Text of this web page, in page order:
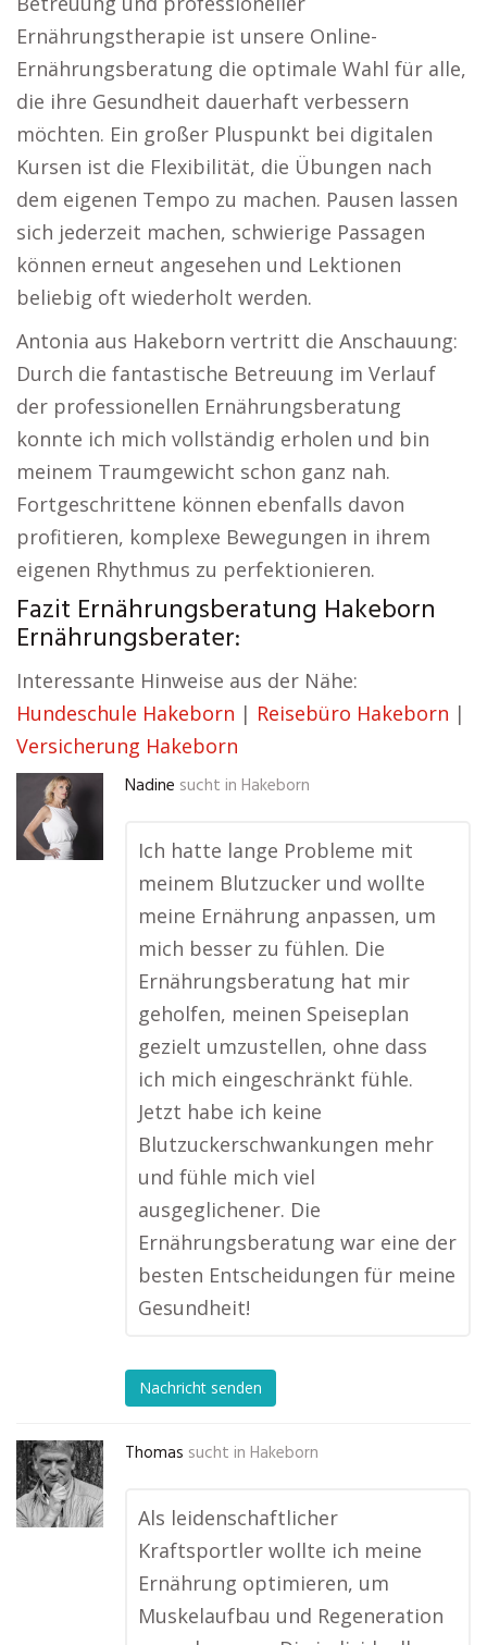
Ernährungstherapie ist unsere Online-
Ernährungsberatung die optimale Wahl für alle,
die ihre Gesundheit dauerhaft verbessern
möchten. Ein großer Pluspunkt bei digitalen
Kursen ist die Flexibilität, die Übungen nach
dem eigenen Tempo zu machen. Pausen lassen
sich jederzeit machen, schwierige Passagen
können erneut angesehen und Lektionen
beliebig oft wiederholt werden.
Antonia aus Hakeborn vertritt die Anschauung:
Durch die fantastische Betreuung im Verlauf
der professionellen Ernährungsberatung
konnte ich mich vollständig erholen und bin
meinem Traumgewicht schon ganz nah.
Fortgeschrittene können ebenfalls davon
profitieren, komplexe Bewegungen in ihrem
eigenen Rhythmus zu perfektionieren.
Fazit Ernährungsberatung Hakeborn
Ernährungsberater:
Interessante Hinweise aus der Nähe:
Hundeschule Hakeborn | Reisebüro Hakeborn |
Versicherung Hakeborn
Nadine sucht in Hakeborn
Ich hatte lange Probleme mit
meinem Blutzucker und wollte
meine Ernährung anpassen, um
mich besser zu fühlen. Die
Ernährungsberatung hat mir
geholfen, meinen Speiseplan
gezielt umzustellen, ohne dass
ich mich eingeschränkt fühle.
Jetzt habe ich keine
Blutzuckerschwankungen mehr
und fühle mich viel
ausgeglichener. Die
Ernährungsberatung war eine der
besten Entscheidungen für meine
Gesundheit!
Nachricht senden
Thomas sucht in Hakeborn
Als leidenschaftlicher
Kraftsportler wollte ich meine
Ernährung optimieren, um
Muskelaufbau und Regeneration